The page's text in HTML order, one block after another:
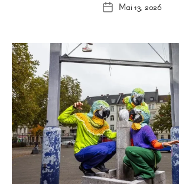
Veröffentlichungsdatum
Mai 13, 2026